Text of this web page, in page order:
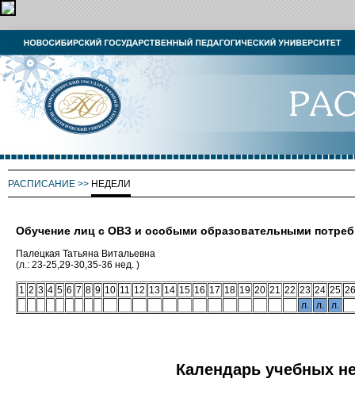
РАСПИСАНИЕ >> НЕДЕЛИ
Обучение лиц с ОВЗ и особыми образовательными
Палецкая Татьяна Витальевна
(л.: 23-25,29-30,35-36 нед. )
1 2 3 4 5 6 7 8 9 10 11 12 13 14 15 16 17 18 19 20 21 22 23 24 25 26
л.
л. л.
Календарь учебных